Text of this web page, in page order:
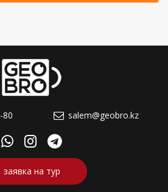
80 salem@geobro.kz
заявка на тур